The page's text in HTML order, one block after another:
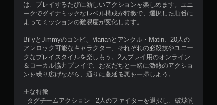
は、プレイするたびに新しいアクションを楽しめます。ユニ
ークでダイナミックなレベル構成が特徴で、選択した順番に
よってミッションの難易度が変化します。
BillyとJimmyのコンビ、Marianとアンクル・Matin、20人の
アンロック可能なキャラクター、それぞれの必殺技やユニー
クなプレイスタイルを楽しもう。2人プレイ用のオンライン
＆ローカル協力プレイで、お友だちと一緒に激熱のアクショ
ンを繰り広げながら、通りに蔓延る悪を一掃しよう。
主な特徴
- タグチームアクション - 2人のファイターを選択し、破壊的